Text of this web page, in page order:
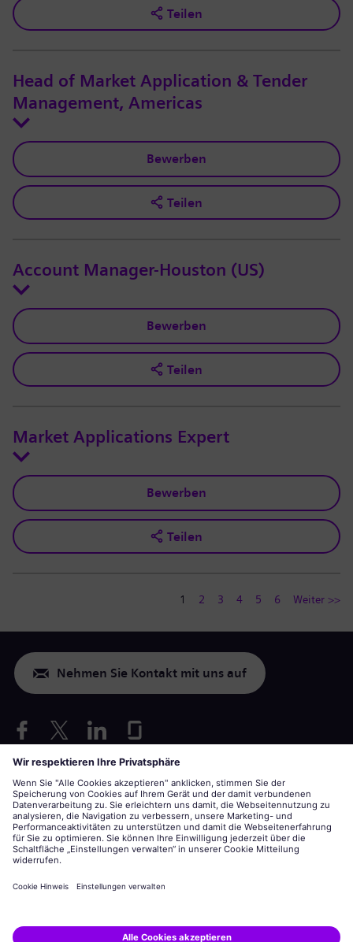
Teilen
Head of Market Application & Tender
Management, Americas
Bewerben
Teilen
Account Manager-Houston (US)
Bewerben
Teilen
Market Applications Expert
Bewerben
Teilen
1 2 3 4 5 6 Weiter >>
Nehmen Sie Kontakt mit uns auf
Bewerbung unter Berücksichtigung von Arbeitsbedingungen
siemens-energy.comGlobale Webseite
Unternehmensinformationen
Datenschutzerklärung
Siemens Energy ist eine von der Siemens AG lizenzierte Marke.